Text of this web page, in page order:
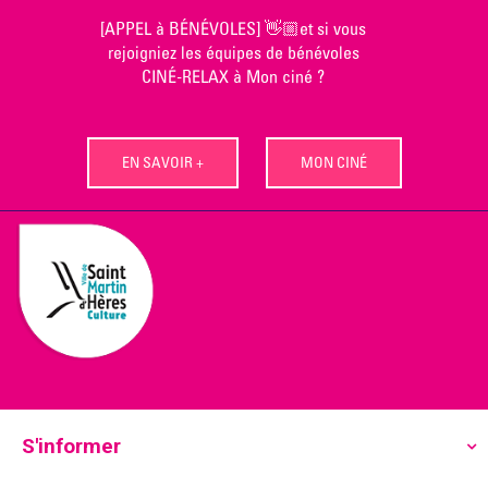
[APPEL à BÉNÉVOLES] 👋🏼et si vous
rejoigniez les équipes de bénévoles
CINÉ-RELAX à Mon ciné ?
EN SAVOIR + MON CINÉ
S'informer